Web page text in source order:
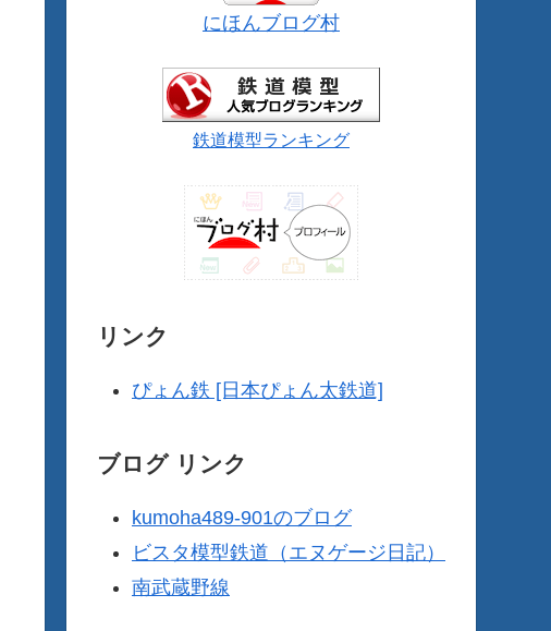
にほんブログ村
鉄道模型ランキング
リンク
ぴょん鉄 [日本ぴょん太鉄道]
ブログ リンク
kumoha489-901のブログ
ビスタ模型鉄道（エヌゲージ日記）
南武蔵野線